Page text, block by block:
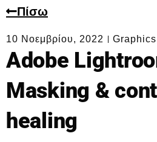
Πίσω
10 Νοεμβρίου, 2022 Graphics
Adobe
Masking &
healing